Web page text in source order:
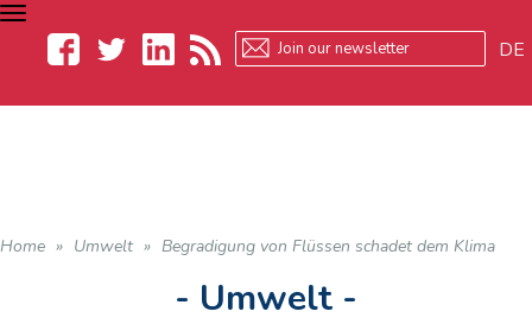
DE
TOGGLE
NAVIGATION
Home » Umwelt » Begradigung von Flüssen schadet dem Klima
- Umwelt -